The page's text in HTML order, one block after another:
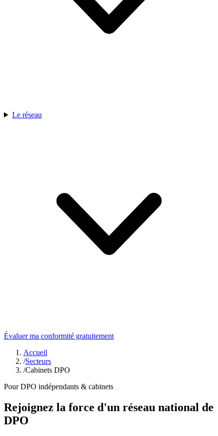
Le réseau
Évaluer ma conformité gratuitement
Accueil
/Secteurs
/Cabinets DPO
Pour DPO indépendants & cabinets
Rejoignez la force d'un réseau national de
DPO